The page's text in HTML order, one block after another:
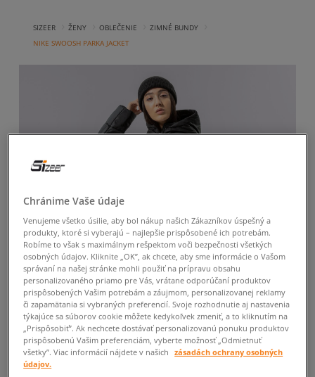
SIZEER ŽENY OBLEČENIE ZIMNÉ BUNDY
NIKE SWOOSH PARKA JACKET
-10 % S KÓDOM: TOP (MIN. 70 €)
Chránime Vaše údaje
Venujeme všetko úsilie, aby bol nákup našich Zákazníkov úspešný a
produkty, ktoré si vyberajú – najlepšie prispôsobené ich potrebám.
Robíme to však s maximálnym rešpektom voči bezpečnosti všetkých
osobných údajov. Kliknite „OK”, ak chcete, aby sme informácie o Vašom
správaní na našej stránke mohli použiť na prípravu obsahu
personalizovaného priamo pre Vás, vrátane odporúčaní produktov
prispôsobených Vašim potrebám a záujmom, personalizovanej reklamy
či zapamätania si vybraných preferencií. Svoje rozhodnutie aj nastavenia
týkajúce sa súborov cookie môžete kedykoľvek zmeniť, a to kliknutím na
„Prispôsobiť”. Ak nechcete dostávať personalizovanú ponuku produktov
prispôsobenú Vašim preferenciám, vyberte možnosť „Odmietnuť
všetky”. Viac informácií nájdete v našich
zásadách ochrany osobných
údajov.